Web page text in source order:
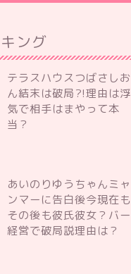
ング
テラスハウスつばさしお
ん結末は破局?!理由は浮
気で相手はまやって本
当？
あいのりゆうちゃんミャ
ンマーに告白後今現在も
その後も彼氏彼女？バー
経営で破局説理由は？